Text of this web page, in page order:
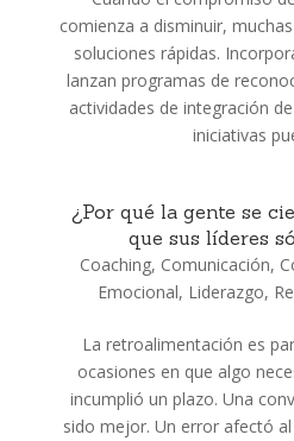
comienza a disminuir,
soluciones rápidas.
lanzan programas de
actividades de integración
iniciativas
¿Por qué la gente se
que sus líderes
Coaching, Comunicación,
Emocional, Liderazgo,
La retroalimentación es
ocasiones en que algo
incumplió un plazo. Una
sido mejor. Un error afectó